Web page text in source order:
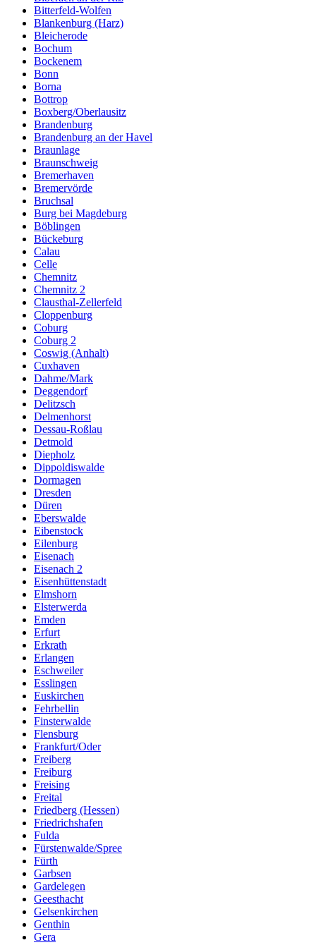
Bitterfeld-Wolfen
Blankenburg (Harz)
Bleicherode
Bochum
Bockenem
Bonn
Borna
Bottrop
Boxberg/Oberlausitz
Brandenburg
Brandenburg an der Havel
Braunlage
Braunschweig
Bremerhaven
Bremervörde
Bruchsal
Burg bei Magdeburg
Böblingen
Bückeburg
Calau
Celle
Chemnitz
Chemnitz 2
Clausthal-Zellerfeld
Cloppenburg
Coburg
Coburg 2
Coswig (Anhalt)
Cuxhaven
Dahme/Mark
Deggendorf
Delitzsch
Delmenhorst
Dessau-Roßlau
Detmold
Diepholz
Dippoldiswalde
Dormagen
Dresden
Düren
Eberswalde
Eibenstock
Eilenburg
Eisenach
Eisenach 2
Eisenhüttenstadt
Elmshorn
Elsterwerda
Emden
Erfurt
Erkrath
Erlangen
Eschweiler
Esslingen
Euskirchen
Fehrbellin
Finsterwalde
Flensburg
Frankfurt/Oder
Freiberg
Freiburg
Freising
Freital
Friedberg (Hessen)
Friedrichshafen
Fulda
Fürstenwalde/Spree
Fürth
Garbsen
Gardelegen
Geesthacht
Gelsenkirchen
Genthin
Gera